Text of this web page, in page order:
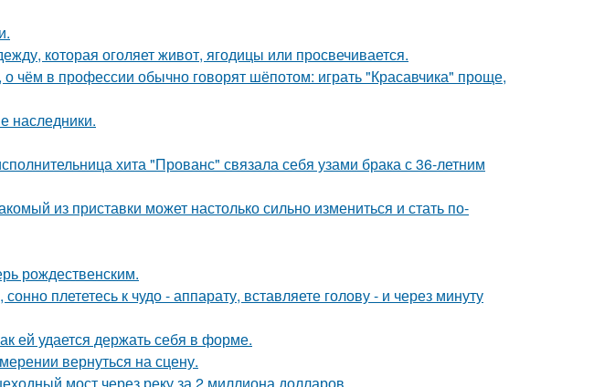
которая оголяет живот, ягодицы или просвечивается.
о чём в профессии обычно говорят шёпотом: играть "Красавчика" проще,
наследники.
хита "Прованс" связала себя узами брака с 36-летним
из приставки может настолько сильно измениться и стать по-
рождественским.
плететесь к чудо - аппарату, вставляете голову - и через минуту
ей удается держать себя в форме.
вернуться на сцену.